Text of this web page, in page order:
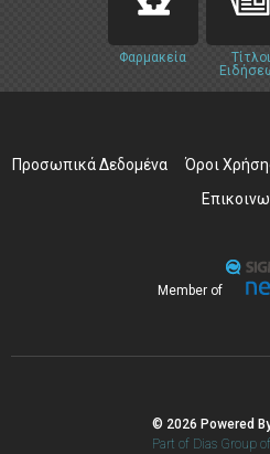
Φαρμακεία
Τίτλοι
Προσωπικά Δεδομένα Όροι
Member of
© 2026 Powered
Part of Dias Group